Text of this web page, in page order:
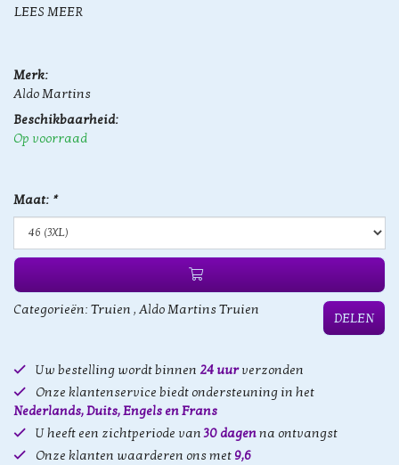
LEES MEER
Merk:
Aldo Martins
Beschikbaarheid:
Op voorraad
Maat: *
Categorieën: Truien , Aldo Martins Truien
DELEN
Uw bestelling wordt binnen 24 uurverzonden
Onze klantenservice biedt ondersteuning in het
Nederlands, Duits, Engels en Frans
U heeft een zichtperiode van30 dagenna ontvangst
Onze klanten waarderen ons met 9,6